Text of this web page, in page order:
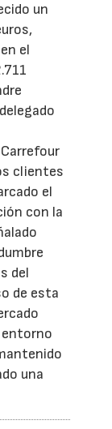
un
el
clientes
el
con la
del
de esta
entorno
una